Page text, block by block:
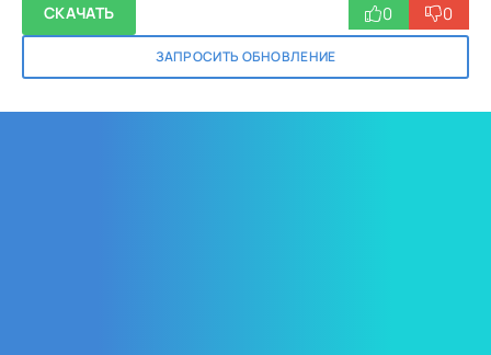
СКАЧАТЬ
ЗАПРОСИТЬ ОБНОВЛЕНИЕ
0 0